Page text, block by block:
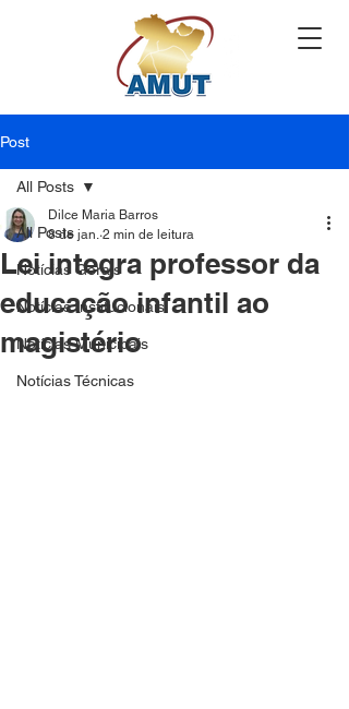
Post
All Posts
Notícias Gerais
Notícias Institucionais
Notícias Municipais
Notícias Técnicas
All Posts
Lei integra professor da
educação infantil ao
magistério
Dilce Maria Barros
8 de jan. 2 min de leitura